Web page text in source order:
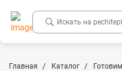
Главная Каталог